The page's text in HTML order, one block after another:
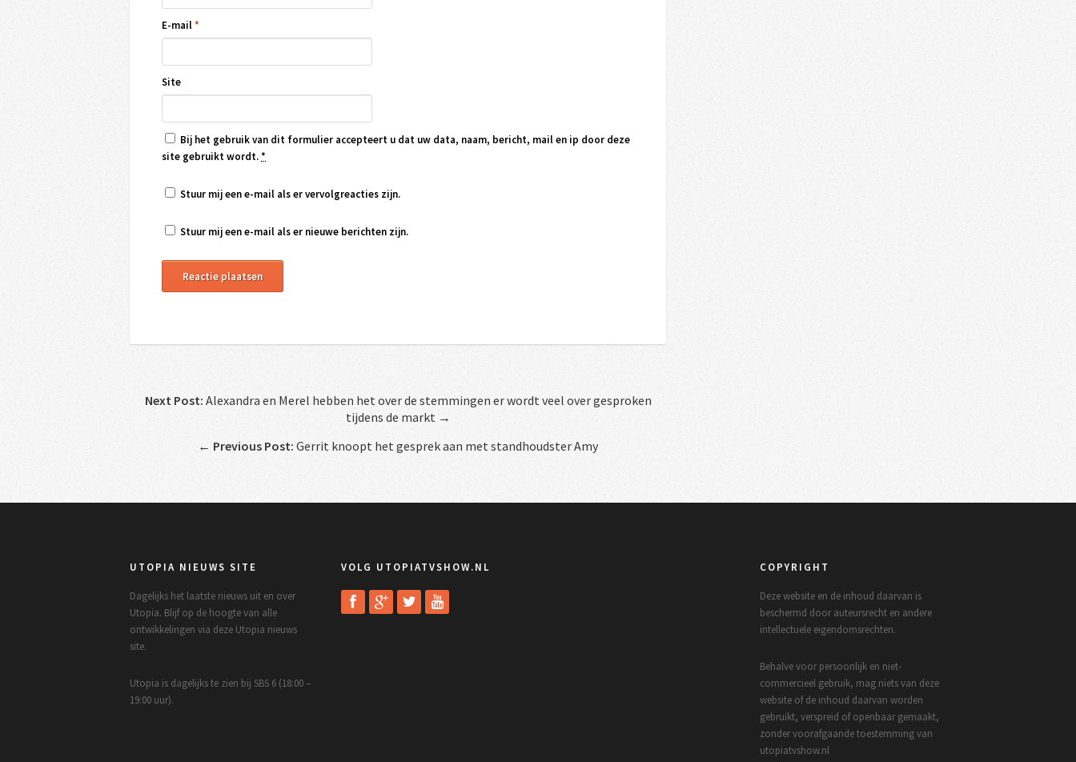
E-mail*
Site
Bij het gebruik van dit formulier accepteert u dat uw data, naam, bericht, mail en ip door deze
site gebruikt wordt.*
Stuur mij een e-mail als er vervolgreacties zijn.
Stuur mij een e-mail als er nieuwe berichten zijn.
Next Post: Alexandra en Merel hebben het over de stemmingen er wordt veel over gesproken
tijdens de markt →
← Previous Post: Gerrit knoopt het gesprek aan met standhoudster Amy
UTOPIA NIEUWS SITE
Dagelijks het laatste nieuws uit en over
Utopia. Blijf op de hoogte van alle
ontwikkelingen via deze Utopia nieuws
site.
Utopia is dagelijks te zien bij SBS 6 (18:00 –
19:00 uur).
VOLG UTOPIATVSHOW.NL COPYRIGHT
Deze website en de inhoud daarvan is
beschermd door auteursrecht en andere
intellectuele eigendomsrechten.
Behalve voor persoonlijk en niet-
commercieel gebruik, mag niets van deze
website of de inhoud daarvan worden
gebruikt, verspreid of openbaar gemaakt,
zonder voorafgaande toestemming van
utopiatvshow.nl